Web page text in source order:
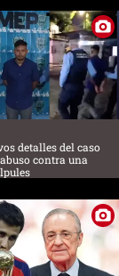
detalles del caso
contra una